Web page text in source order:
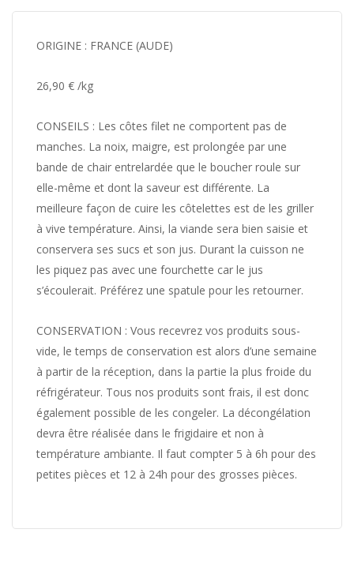
ORIGINE : FRANCE (AUDE)
26,90 € /kg
CONSEILS : Les côtes filet ne comportent pas de
manches. La noix, maigre, est prolongée par une
bande de chair entrelardée que le boucher roule sur
elle-même et dont la saveur est différente. La
meilleure façon de cuire les côtelettes est de les griller
à vive température. Ainsi, la viande sera bien saisie et
conservera ses sucs et son jus. Durant la cuisson ne
les piquez pas avec une fourchette car le jus
s’écoulerait. Préférez une spatule pour les retourner.
CONSERVATION : Vous recevrez vos produits sous-
vide, le temps de conservation est alors d’une semaine
à partir de la réception, dans la partie la plus froide du
réfrigérateur. Tous nos produits sont frais, il est donc
également possible de les congeler. La décongélation
devra être réalisée dans le frigidaire et non à
température ambiante. Il faut compter 5 à 6h pour des
petites pièces et 12 à 24h pour des grosses pièces.